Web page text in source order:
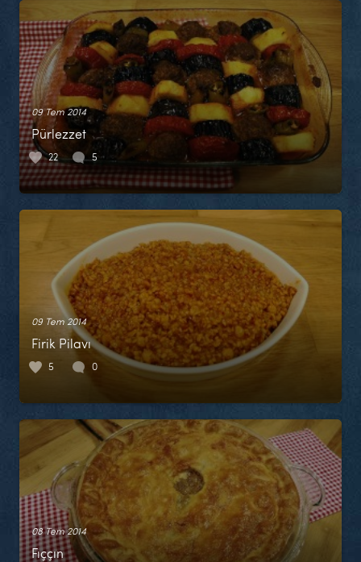
09 Tem 2014
Pürlezzet
22 5
09 Tem 2014
Firik Pilavı
5 0
08 Tem 2014
Fıççın